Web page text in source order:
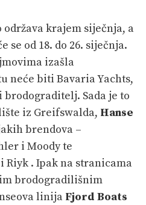
krajem siječnja, a
se od 18. do 26. siječnja.
izašla
neće biti Bavaria Yachts,
Sada je to
iz Greifswalda, Hanse
brendova –
i Moody te
Riyk . Ipak na stranicama
brodogradilišnim
linija Fjord Boats